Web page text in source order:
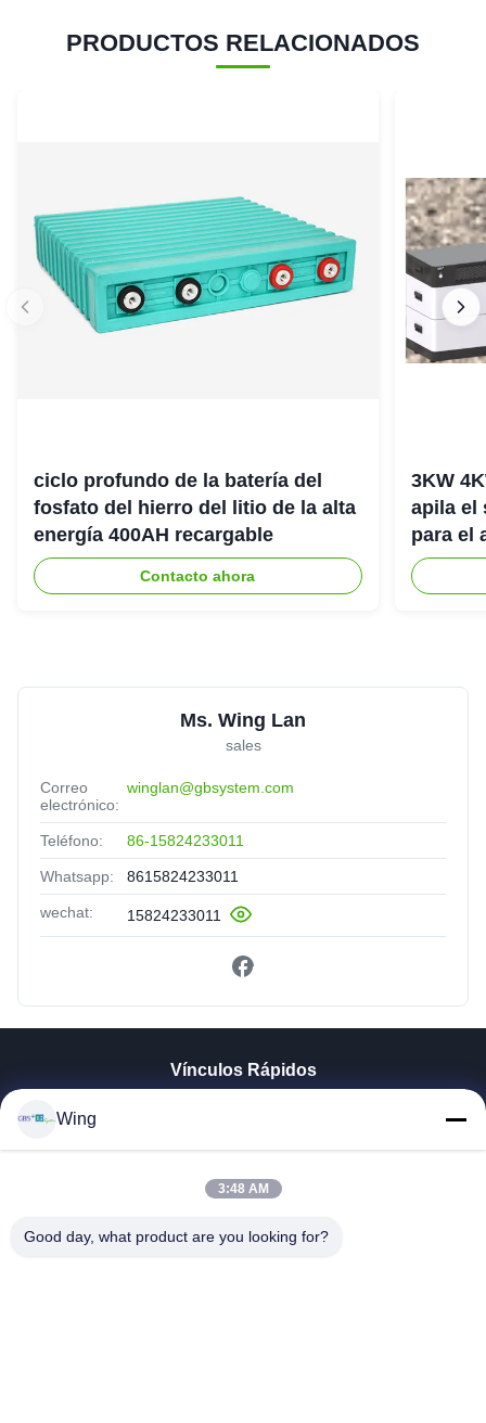
PRODUCTOS RELACIONADOS
ciclo profundo de la batería del
fosfato del hierro del litio de la alta
energía 400AH recargable
Contacto ahora
3KW
apila el
para el
del
Ms. Wing Lan
sales
Correo
electrónico:
winglan@gbsystem.com
Teléfono: 86-15824233011
Whatsapp: 8615824233011
wechat: 15824233011
Vínculos Rápidos
Espectáculo VR
Recorrido Por La Fábrica
Wing
3:48 AM
Good day, what product are you looking for?